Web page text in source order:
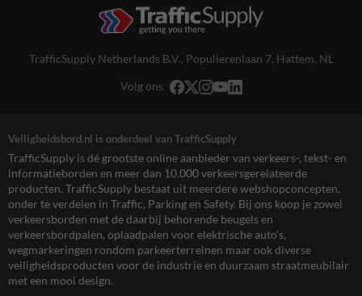
TrafficSupply Netherlands B.V., Populierenlaan 7, Hattem, NL
Volg ons
Veiligheidsbord.nl is onderdeel van TrafficSupply
TrafficSupply is dé grootste online aanbieder van verkeers-, tekst- en
informatieborden en meer dan 10.000 verkeersgerelateerde
producten. TrafficSupply bestaat uit meerdere webshopconcepten,
onder te verdelen in Traffic, Parking en Safety. Bij ons koop je zowel
verkeersborden met de daarbij behorende beugels en
verkeersbordpalen, oplaadpalen voor elektrische auto’s,
wegmarkeringen rondom parkeerterreinen maar ook diverse
veiligheidsproducten voor de industrie en duurzaam straatmeubilair
met een mooi design.